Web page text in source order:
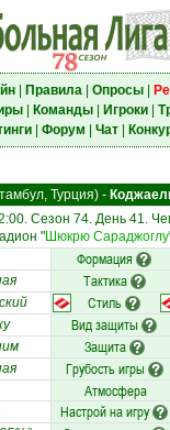
| Правила| Опросы|
| Команды| Игроки|
| Форум Чат|
Турция) -
Сезон 74. День 41.
"Шюкрю Сараджоглу
Формация
Тактика
Стиль
Вид защиты
Защита
Грубость игры
Атмосфера
Настрой на игру